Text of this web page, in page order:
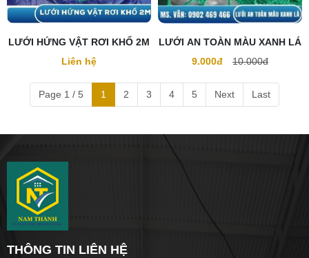
LƯỚI HỨNG VẬT RƠI KHỔ 2M
Liên hệ
LƯỚI AN TOÀN MÀU XANH LÁ
9.000đ
10.000đ
Page 1 / 5 1 2 3 4 5 Next Last
THÔNG TIN LIÊN HỆ